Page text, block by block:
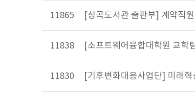
11865 [성곡도서관 출판부] 계약직
11838 [소프트웨어융합대학원 교학
11830 [기후변화대응사업단] 미래